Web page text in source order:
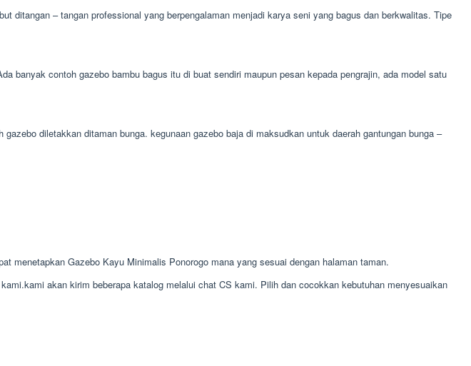
ditangan – tangan professional yang berpengalaman menjadi karya seni yang bagus dan berkwalitas. Tipe
banyak contoh gazebo bambu bagus itu di buat sendiri maupun pesan kepada pengrajin, ada model satu
diletakkan ditaman bunga. kegunaan gazebo baja di maksudkan untuk daerah gantungan bunga –
menetapkan Gazebo Kayu Minimalis Ponorogo mana yang sesuai dengan halaman taman.
akan kirim beberapa katalog melalui chat CS kami. Pilih dan cocokkan kebutuhan menyesuaikan